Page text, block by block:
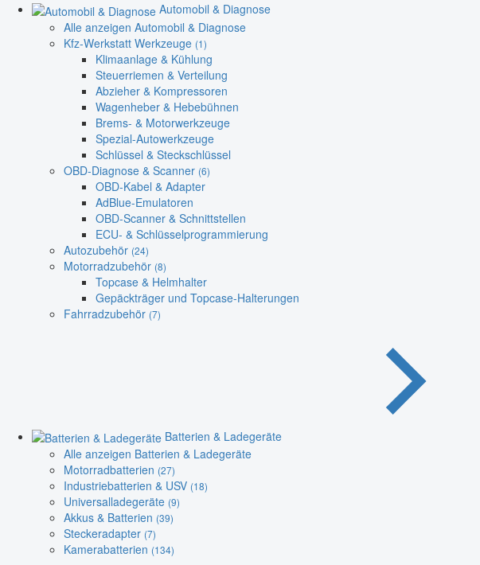
Automobil & Diagnose
Alle anzeigen Automobil & Diagnose
Kfz-Werkstatt Werkzeuge (1)
Klimaanlage & Kühlung
Steuerriemen & Verteilung
Abzieher & Kompressoren
Wagenheber & Hebebühnen
Brems- & Motorwerkzeuge
Spezial-Autowerkzeuge
Schlüssel & Steckschlüssel
OBD-Diagnose & Scanner (6)
OBD-Kabel & Adapter
AdBlue-Emulatoren
OBD-Scanner & Schnittstellen
ECU- & Schlüsselprogrammierung
Autozubehör (24)
Motorradzubehör (8)
Topcase & Helmhalter
Gepäckträger und Topcase-Halterungen
Fahrradzubehör (7)
Batterien & Ladegeräte
Alle anzeigen Batterien & Ladegeräte
Motorradbatterien (27)
Industriebatterien & USV (18)
Universalladegeräte (9)
Akkus & Batterien (39)
Steckeradapter (7)
Kamerabatterien (134)